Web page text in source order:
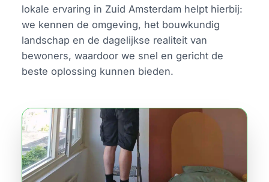
lokale ervaring in Zuid Amsterdam helpt hierbij:
we kennen de omgeving, het bouwkundig
landschap en de dagelijkse realiteit van
bewoners, waardoor we snel en gericht de
beste oplossing kunnen bieden.